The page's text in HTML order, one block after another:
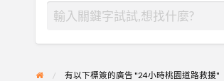
有以下標簽的廣告 "24小時桃園道路救援"